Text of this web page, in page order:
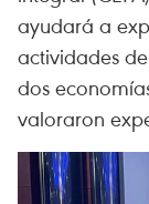
ayudará a
actividades
dos
valoraron